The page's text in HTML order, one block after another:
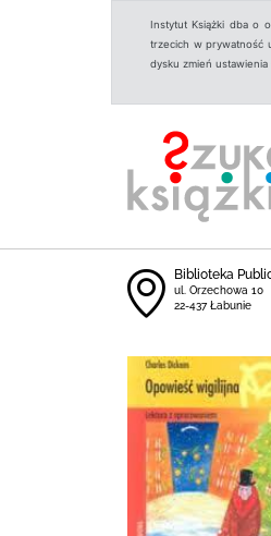
Instytut Książki dba o
trzecich w prywatność
dysku zmień ustawienia
Biblioteka
ul. Orzechowa 10
22-437 Łabunie